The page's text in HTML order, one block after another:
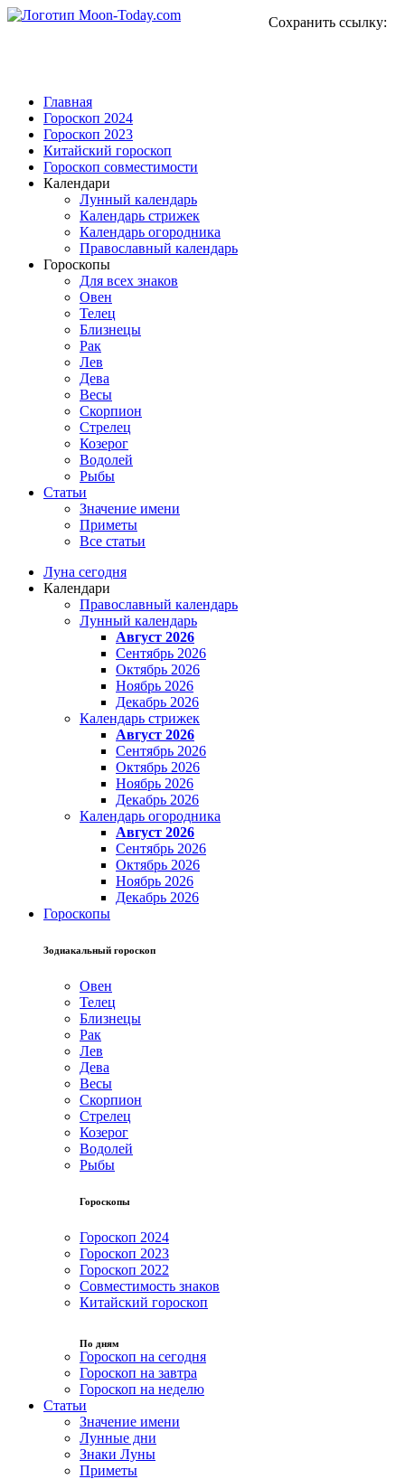
Сохранить ссылку:
Главная
Гороскоп 2024
Гороскоп 2023
Китайский гороскоп
Гороскоп совместимости
Календари
Лунный календарь
Календарь стрижек
Календарь огородника
Православный календарь
Гороскопы
Для всех знаков
Овен
Телец
Близнецы
Рак
Лев
Дева
Весы
Скорпион
Стрелец
Козерог
Водолей
Рыбы
Статьи
Значение имени
Приметы
Все статьи
Луна сегодня
Календари
Православный календарь
Лунный календарь
Август 2026
Сентябрь 2026
Октябрь 2026
Ноябрь 2026
Декабрь 2026
Календарь стрижек
Август 2026
Сентябрь 2026
Октябрь 2026
Ноябрь 2026
Декабрь 2026
Календарь огородника
Август 2026
Сентябрь 2026
Октябрь 2026
Ноябрь 2026
Декабрь 2026
Гороскопы
Зодиакальный гороскоп
Овен
Телец
Близнецы
Рак
Лев
Дева
Весы
Скорпион
Стрелец
Козерог
Водолей
Рыбы
Гороскопы
Гороскоп 2024
Гороскоп 2023
Гороскоп 2022
Совместимость знаков
Китайский гороскоп
По дням
Гороскоп на сегодня
Гороскоп на завтра
Гороскоп на неделю
Статьи
Значение имени
Лунные дни
Знаки Луны
Приметы